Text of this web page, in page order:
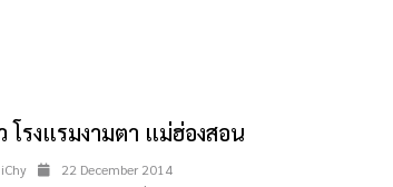
โรงแรมงามตา แม่ฮ่องสอน
iChy 22 December 2014